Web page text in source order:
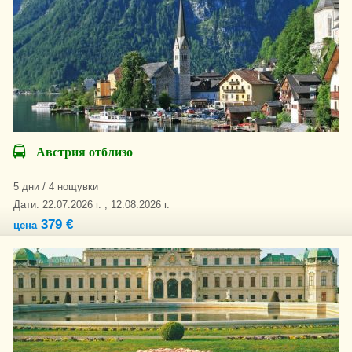
Австрия отблизо
5 дни / 4 нощувки
Дати: 22.07.2026 г. , 12.08.2026 г.
цена379 €